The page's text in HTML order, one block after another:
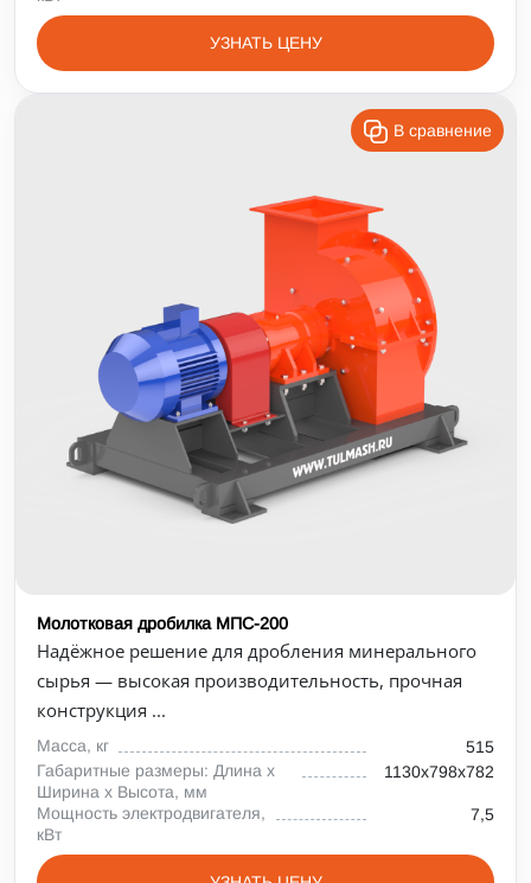
УЗНАТЬ ЦЕНУ
В сравнение
Молотковая дробилка МПС-200
Надёжное решение для дробления минерального
сырья — высокая производительность, прочная
конструкция ...
Масса, кг
515
Габаритные размеры: Длина х
Ширина х Высота, мм
1130х798х782
Мощность электродвигателя,
кВт
7,5